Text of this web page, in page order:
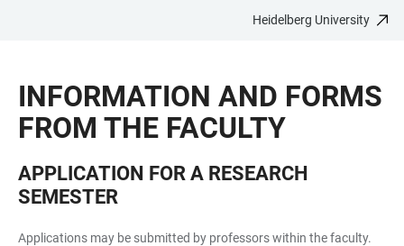
CONTENT
Heidelberg University
INFORMATION AND FORMS
FROM THE FACULTY
APPLICATION FOR A RESEARCH
SEMESTER
Applications may be submitted by professors within the faculty.